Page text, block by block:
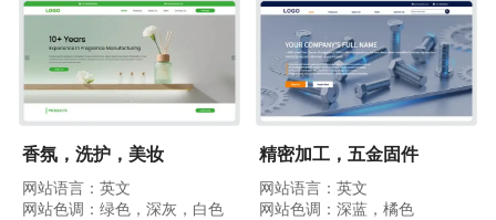
香氛，洗护，美妆
网站语言：英文
网站色调：绿色，深灰，白色
精密加工，五金固件
网站语言：英文
网站色调：深蓝，橘色